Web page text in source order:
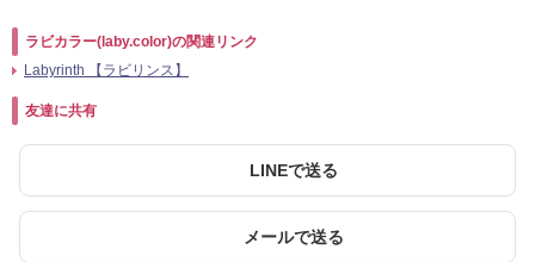
ラビカラー(laby.color)の関連リンク
Labyrinth 【ラビリンス】
友達に共有
LINEで送る
メールで送る